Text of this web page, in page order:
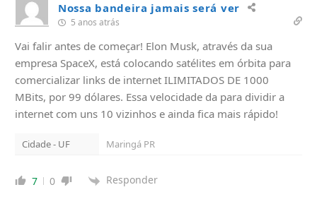
Nossa bandeira jamais será ver
5 anos atrás
Vai falir antes de começar! Elon Musk, através da sua
empresa SpaceX, está colocando satélites em órbita para
comercializar links de internet ILIMITADOS DE 1000
MBits, por 99 dólares. Essa velocidade da para dividir a
internet com uns 10 vizinhos e ainda fica mais rápido!
Cidade - UF Maringá PR
7 0 Responder